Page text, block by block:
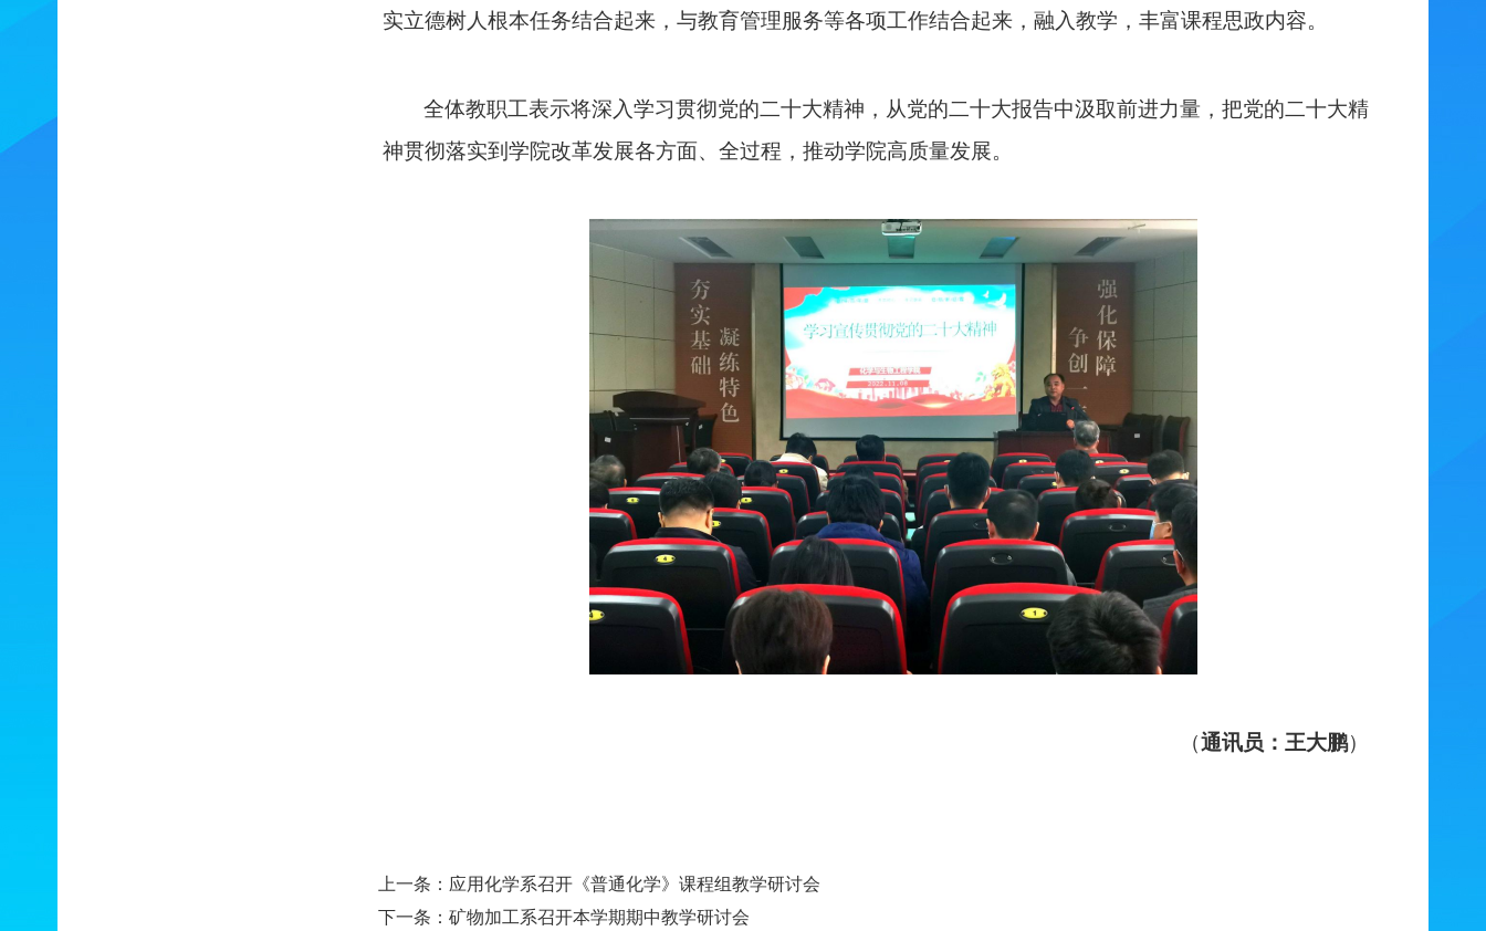
实立德树人根本任务结合起来， 与教育管理服务等各项工作结合起来， 融入教学，丰富课程思政内容。
全体教职工表示将深入学习贯彻党的二十大精神，从党的二十大报告中汲取前进力量，把党的二十大精
神贯彻落实到学院改革发展各方面、全过程，推动学院高质量发展。
（通讯员：王大鹏）
上一条： 应用化学系召开《普通化学》课程组教学研讨会
下一条： 矿物加工系召开本学期期中教学研讨会